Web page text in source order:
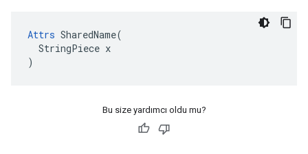
Attrs SharedName(
  StringPiece x
)
Bu size yardımcı oldu mu?